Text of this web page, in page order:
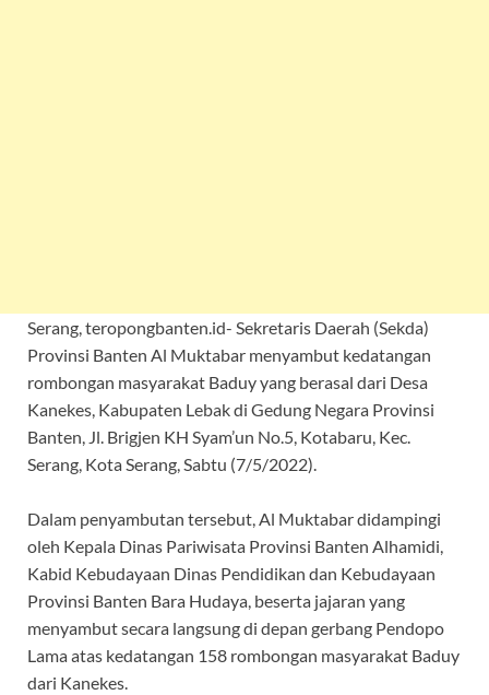
Serang, teropongbanten.id- Sekretaris Daerah (Sekda)
Provinsi Banten Al Muktabar menyambut kedatangan
rombongan masyarakat Baduy yang berasal dari Desa
Kanekes, Kabupaten Lebak di Gedung Negara Provinsi
Banten, Jl. Brigjen KH Syam’un No.5, Kotabaru, Kec.
Serang, Kota Serang, Sabtu (7/5/2022).
Dalam penyambutan tersebut, Al Muktabar didampingi
oleh Kepala Dinas Pariwisata Provinsi Banten Alhamidi,
Kabid Kebudayaan Dinas Pendidikan dan Kebudayaan
Provinsi Banten Bara Hudaya, beserta jajaran yang
menyambut secara langsung di depan gerbang Pendopo
Lama atas kedatangan 158 rombongan masyarakat Baduy
dari Kanekes.